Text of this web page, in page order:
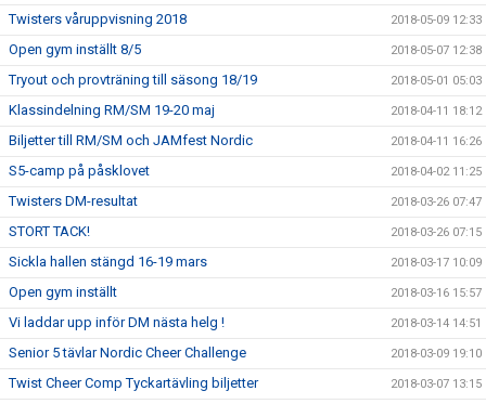
Twisters våruppvisning 2018 2018-05-09 12:33
Open gym inställt 8/5 2018-05-07 12:38
Tryout och provträning till säsong 18/19 2018-05-01 05:03
Klassindelning RM/SM 19-20 maj 2018-04-11 18:12
Biljetter till RM/SM och JAMfest Nordic 2018-04-11 16:26
S5-camp på påsklovet 2018-04-02 11:25
Twisters DM-resultat 2018-03-26 07:47
STORT TACK! 2018-03-26 07:15
Sickla hallen stängd 16-19 mars 2018-03-17 10:09
Open gym inställt 2018-03-16 15:57
Vi laddar upp inför DM nästa helg ! 2018-03-14 14:51
Senior 5 tävlar Nordic Cheer Challenge 2018-03-09 19:10
Twist Cheer Comp Tyckartävling biljetter 2018-03-07 13:15